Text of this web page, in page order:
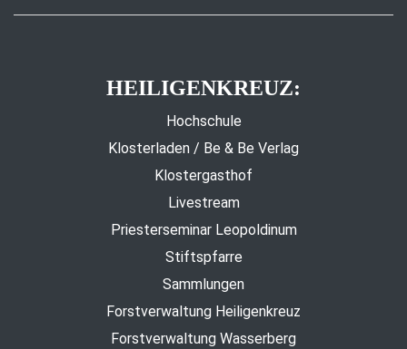
HEILIGENKREUZ:
Hochschule
Klosterladen / Be & Be Verlag
Klostergasthof
Livestream
Priesterseminar Leopoldinum
Stiftspfarre
Sammlungen
Forstverwaltung Heiligenkreuz
Forstverwaltung Wasserberg